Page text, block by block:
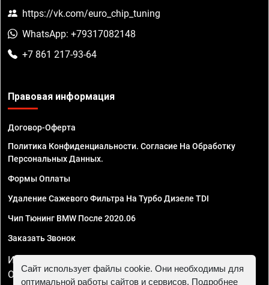
https://vk.com/euro_chip_tuning
WhatsApp: +79317082148
+7 861 217-93-64
Правовая информация
Договор-Оферта
Политика Конфиденциальности. Согласие На Обработку
Персональных Данных.
Формы Оплаты
Удаление Сажевого Фильтра На Турбо Дизеле TDI
Чип Тюнинг BMW После 2020.06
Заказать Звонок
ИП Смирнов Георгий Павлович. ИНН 781302555843,
ОГРНИП 324470400032610
Сайт использует файлы cookie. Они необходимы для
оптимальной работы сайтов и сервисов. Подробнее